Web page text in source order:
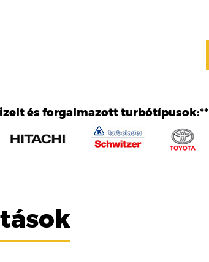
és forgalmazott turbótípusok:**